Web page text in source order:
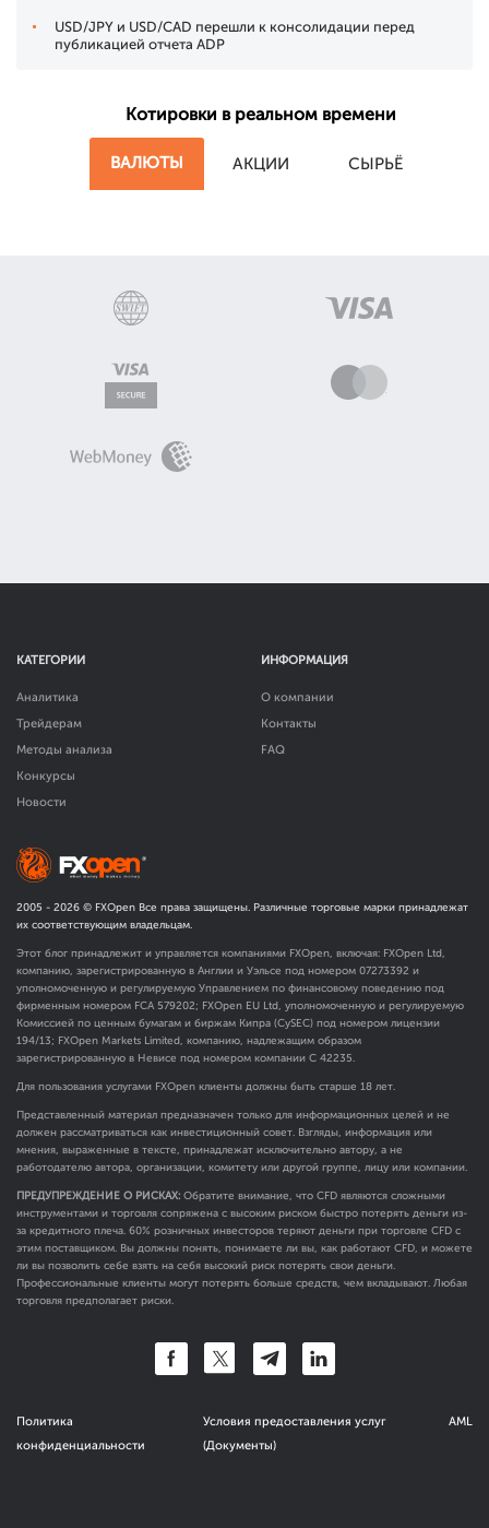
USD/JPY и USD/CAD перешли к консолидации перед
публикацией отчета ADP
Котировки в реальном времени
ВАЛЮТЫ АКЦИИ СЫРЬЁ
КАТЕГОРИИ
Аналитика
Трейдерам
Методы анализа
Конкурсы
Новости
ИНФОРМАЦИЯ
О компании
Контакты
FAQ
2005 - 2026 © FXOpen Все права защищены. Различные торговые марки принадлежат
их соответствующим владельцам.
Этот блог принадлежит и управляется компаниями FXOpen, включая: FXOpen Ltd,
компанию, зарегистрированную в Англии и Уэльсе под номером 07273392 и
уполномоченную и регулируемую Управлением по финансовому поведению под
фирменным номером FCA 579202; FXOpen EU Ltd, уполномоченную и регулируемую
Комиссией по ценным бумагам и биржам Кипра (CySEC) под номером лицензии
194/13; FXOpen Markets Limited, компанию, надлежащим образом
зарегистрированную в Невисе под номером компании C 42235.
Для пользования услугами FXOpen клиенты должны быть старше 18 лет.
Представленный материал предназначен только для информационных целей и не
должен рассматриваться как инвестиционный совет. Взгляды, информация или
мнения, выраженные в тексте, принадлежат исключительно автору, а не
работодателю автора, организации, комитету или другой группе, лицу или компании.
ПРЕДУПРЕЖДЕНИЕ О РИСКАХ: Обратите внимание, что CFD являются сложными
инструментами и торговля сопряжена с высоким риском быстро потерять деньги из-
за кредитного плеча. 60% розничных инвесторов теряют деньги при торговле CFD с
этим поставщиком. Вы должны понять, понимаете ли вы, как работают CFD, и можете
ли вы позволить себе взять на себя высокий риск потерять свои деньги.
Профессиональные клиенты могут потерять больше средств, чем вкладывают. Любая
торговля предполагает риски.
Политика
конфиденциальности
Условия предоставления услуг
(Документы)
AML